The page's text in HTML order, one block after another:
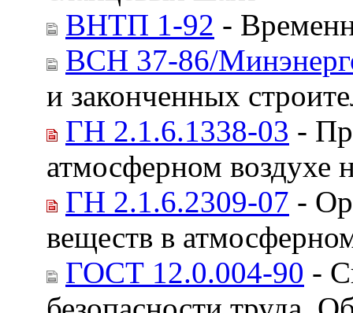
ВНТП 1-92 -
ВСН 37-86/
и законченных
ГН 2.1.6.1338-03 -
атмосферном воздухе
ГН 2.1.6.2309-07 -
веществ в
ГОСТ 12.0.004-90 -